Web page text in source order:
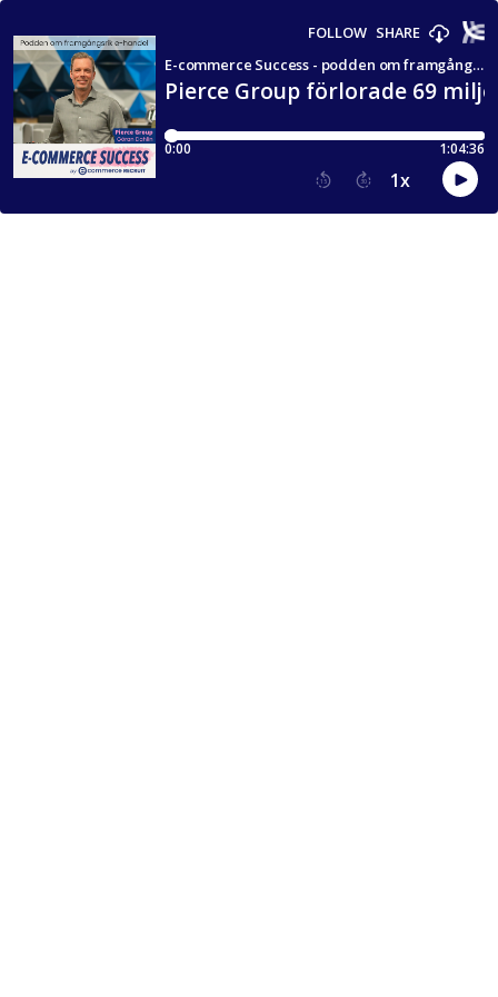
Pierce Group förlorade 69
E-commerce Success - podden om framgångsrik e-handel
FOLLOW SHARE
0:00 1:04:36
15 30 1x